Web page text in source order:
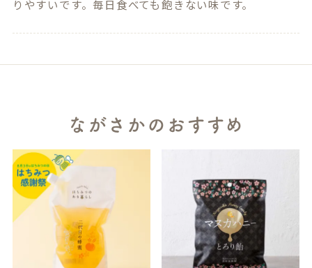
りやすいです。毎日食べても飽きない味です。
ながさかのおすすめ